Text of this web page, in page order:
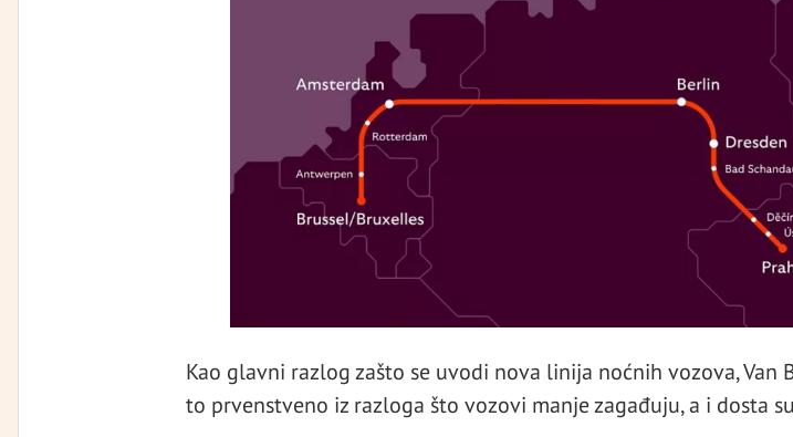
Kao glavni razlog zašto se uvodi nova linija noćnih vozova, Van
to prvenstveno iz razloga što vozovi manje zagađuju, a i dosta